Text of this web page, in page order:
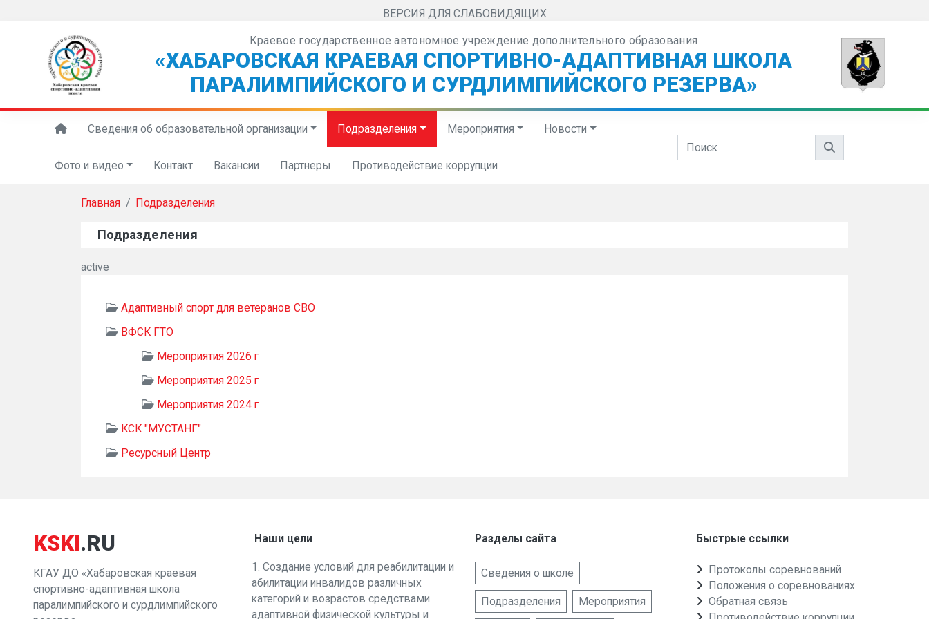
ВЕРСИЯ ДЛЯ СЛАБОВИДЯЩИХ
Краевое государственное автономное учреждение дополнительного образования
«ХАБАРОВСКАЯ КРАЕВАЯ СПОРТИВНО-АДАПТИВНАЯ ШКОЛА
ПАРАЛИМПИЙСКОГО И СУРДЛИМПИЙСКОГО РЕЗЕРВА»
Сведения об образовательной организации Подразделения Мероприятия Новости
Фото и видео Контакт Вакансии Партнеры Противодействие коррупции
Главная Подразделения
Подразделения
active
Адаптивный спорт для ветеранов СВО
ВФСК ГТО
Мероприятия 2026 г
Мероприятия 2025 г
Мероприятия 2024 г
КСК "МУСТАНГ"
Ресурсный Центр
KSKI.RU
КГАУ ДО «Хабаровская краевая
спортивно-адаптивная школа
паралимпийского и сурдлимпийского
Наши цели
1. Создание условий для реабилитации и
абилитации инвалидов различных
категорий и возрастов средствами
адаптивной физической культуры и
Разделы сайта
Сведения о школе
Подразделения Мероприятия
Быстрые ссылки
Протоколы соревнований
Положения о соревнованиях
Обратная связь